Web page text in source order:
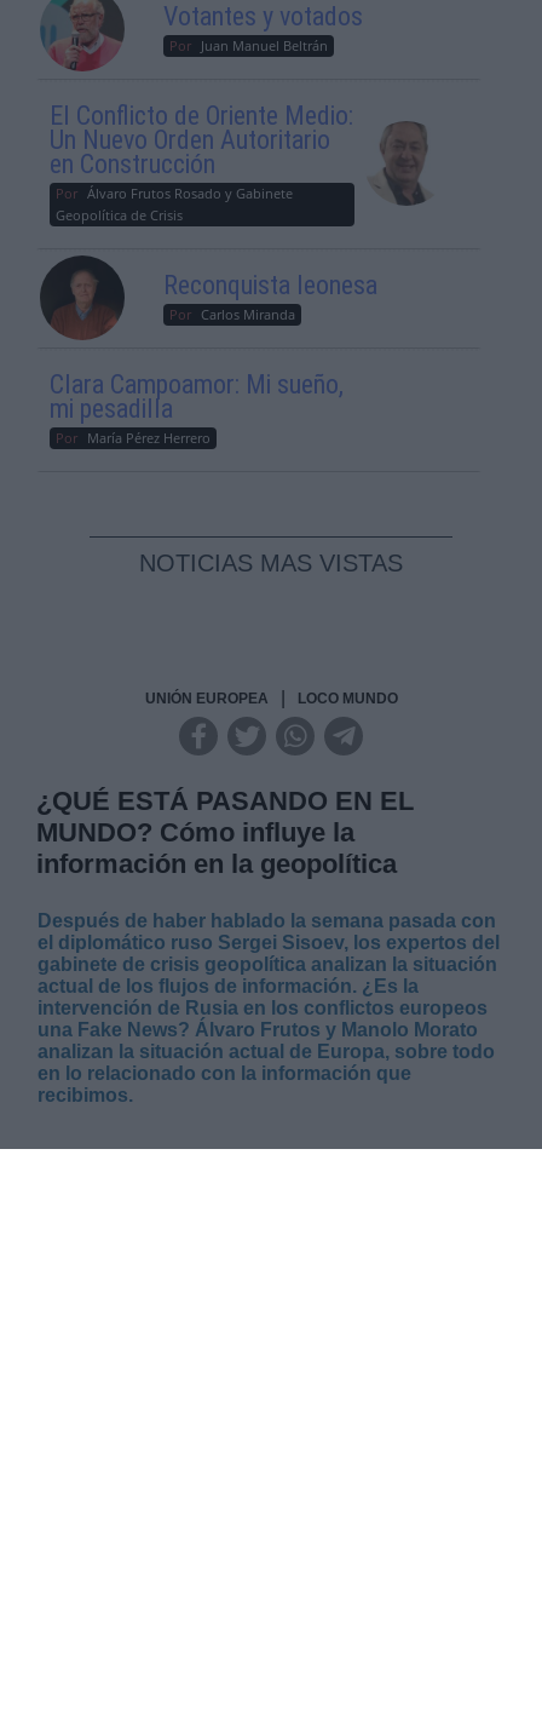
Votantes y votados
Por Juan Manuel Beltrán
El Conflicto de Oriente Medio:
Un Nuevo Orden Autoritario
en Construcción
Por Álvaro Frutos Rosado y Gabinete
Geopolítica de Crisis
Reconquista leonesa
Por Carlos Miranda
Clara Campoamor: Mi sueño,
mi pesadilla
Por María Pérez Herrero
NOTICIAS MAS VISTAS
UNIÓN EUROPEA LOCO MUNDO
¿QUÉ ESTÁ PASANDO EN EL
MUNDO? Cómo influye la
información en la geopolítica
Después de haber hablado la semana pasada con
el diplomático ruso Sergei Sisoev, los expertos del
gabinete de crisis geopolítica analizan la situación
actual de los flujos de información. ¿Es la
intervención de Rusia en los conflictos europeos
una Fake News? Álvaro Frutos y Manolo Morato
analizan la situación actual de Europa, sobre todo
en lo relacionado con la información que
recibimos.